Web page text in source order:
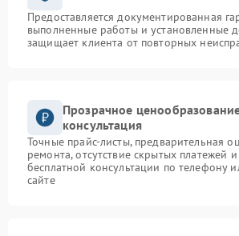
Предоставляется документированная
выполненные работы и установленные
защищает клиента от повторных
Прозрачное
консультация
Точные прайс-листы, предварительная
ремонта, отсутствие скрытых платежей
бесплатной консультации по телефону
сайте